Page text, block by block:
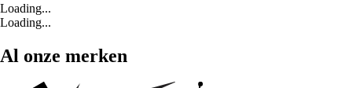
Loading...
Loading...
Al onze merken